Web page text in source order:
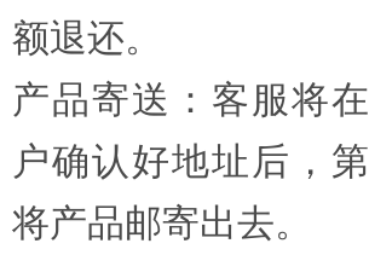
额退还。
产品寄送：客服将
户确认好地址后，
将产品邮寄出去。